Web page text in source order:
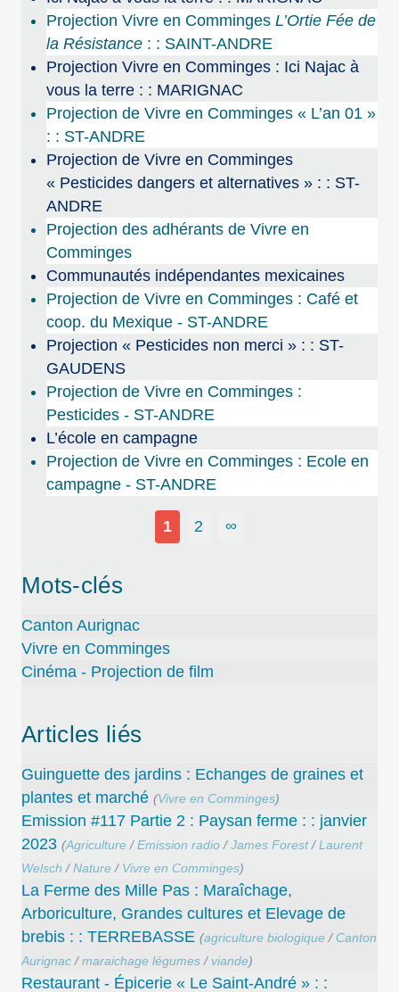
Projection Vivre en CommingesL’Ortie Fée de
la Résistance : : SAINT-ANDRE
Projection Vivre en Comminges : Ici Najac à
vous la terre : : MARIGNAC
Projection de Vivre en Comminges « L’an 01 »
: : ST-ANDRE
Projection de Vivre en Comminges
« Pesticides dangers et alternatives » : : ST-
ANDRE
Projection des adhérants de Vivre en
Comminges
Communautés indépendantes mexicaines
Projection de Vivre en Comminges : Café et
coop. du Mexique - ST-ANDRE
Projection « Pesticides non merci » : : ST-
GAUDENS
Projection de Vivre en Comminges :
Pesticides - ST-ANDRE
L’école en campagne
Projection de Vivre en Comminges : Ecole en
campagne - ST-ANDRE
1 2 ∞
Mots-clés
Canton Aurignac
Vivre en Comminges
Cinéma - Projection de film
Articles liés
Guinguette des jardins : Echanges de graines et
plantes et marché (Vivre en Comminges)
Emission #117 Partie 2 : Paysan ferme : : janvier
2023 (Agriculture/Emission radio/James Forest/Laurent
Welsch /Nature/ Vivre en Comminges)
La Ferme des Mille Pas : Maraîchage,
Arboriculture, Grandes cultures et Elevage de
brebis : : TERREBASSE (agriculture biologique/ Canton
Aurignac/maraichage légumes/ viande)
Restaurant - Épicerie « Le Saint-André » : :